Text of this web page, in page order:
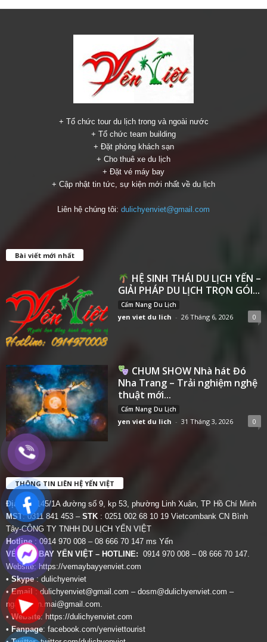
+ Tổ chức tour du lịch trong và ngoài nước
+ Tổ chức team building
+ Đặt phòng khách sạn
+ Cho thuê xe du lịch
+ Đặt vé máy bay
+ Cập nhật tin tức, sự kiện mới nhất về du lịch
Liên hệ chúng tôi: dulichyenviet@gmail.com
Bài viết mới nhất
HỆ SINH THÁI DU LỊCH YẾN –
GIẢI PHÁP DU LỊCH TRỌN GÓI...
Cẩm Nang Du Lịch
yen viet du lich - 26 Tháng 6, 2026 0
CHUM SHOW Nhà hát Đó
Nha Trang – Trải nghiệm nghệ
thuật mới...
Cẩm Nang Du Lịch
yen viet du lich - 31 Tháng 3, 2026 0
THÔNG TIN LIÊN HỆ YẾN VIỆT
Địa chỉ:
145/1A đường số 9, kp 53, phường Linh Xuân, TP Hồ Chí Minh
MST: 0311 841 453 – STK : 0251 002 68 10 19 Vietcombank CN Bình
Tây-CÔNG TY TNHH DU LỊCH YẾN VIỆT
Hotline : 0914 970 008 – 08 666 70 147 ms Yến
VÉ MÁY BAY YẾN VIỆT – HOTLINE: 0914 970 008 – 08 666 70 147.
Website: https://vemaybayyenviet.com
• Skype: dulichyenviet
• Email :dulichyenviet@gmail.com – dosm@dulichyenviet.com –
ngan.phan.mai@gmail.com
•Website: https://dulichyenviet.com
• Fanpage: facebook.com/yenviettourist